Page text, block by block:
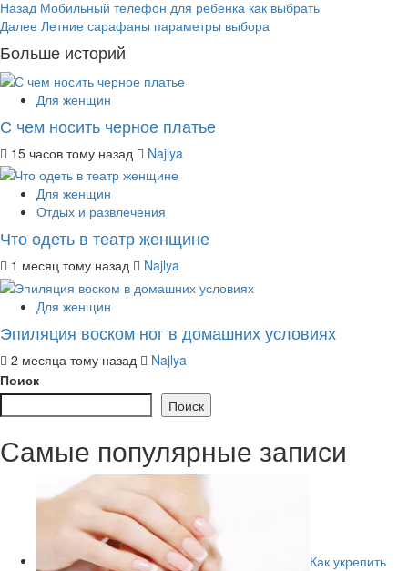
Post
navigation
Назад Мобильный телефон для ребенка как выбрать
Далее Летние сарафаны параметры выбора
Больше историй
Для женщин
С чем носить черное платье
15 часов тому назад Najlya
Для женщин
Отдых и развлечения
Что одеть в театр женщине
1 месяц тому назад Najlya
Для женщин
Эпиляция воском ног в домашних условиях
2 месяца тому назад
Najlya
Поиск
Поиск
Самые популярные записи
Как укрепить